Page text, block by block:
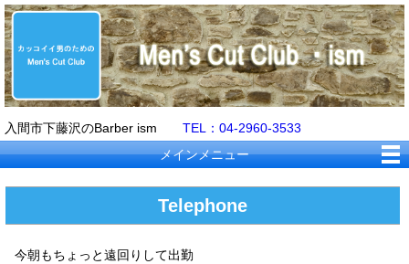
入間市下藤沢のBarber ism TEL：04-2960-3533
メインメニュー
Telephone
今朝もちょっと遠回りして出勤